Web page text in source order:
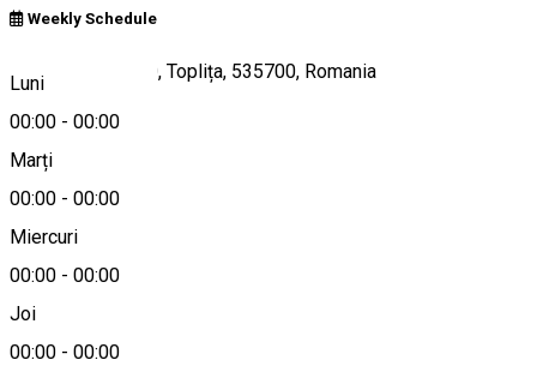
Weekly Schedule
Luni
00:00 - 00:00
Marți
00:00 - 00:00
Miercuri
00:00 - 00:00
Joi
00:00 - 00:00
Strada Măgura 50, Toplița, 535700, Romania
Hartă